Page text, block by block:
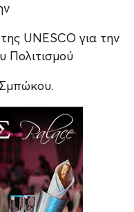
UNESCO για την
Πολιτισμού